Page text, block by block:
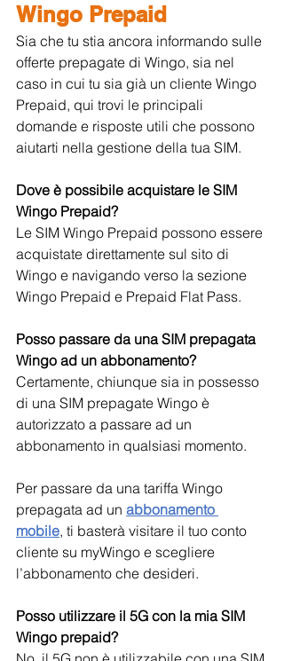
Wingo Prepaid
Sia che tu stia ancora informando sulle
offerte prepagate di Wingo, sia nel
caso in cui tu sia già un cliente Wingo
Prepaid, qui trovi le principali
domande e risposte utili che possono
aiutarti nella gestione della tua SIM.
Dove è possibile acquistare le SIM
Wingo Prepaid?
Le SIM Wingo Prepaid possono essere
acquistate direttamente sul sito di
Wingo e navigando verso la sezione
Wingo Prepaid e Prepaid Flat Pass.
Posso passare da una SIM prepagata
Wingo ad un abbonamento?
Certamente, chiunque sia in possesso
di una SIM prepagate Wingo è
autorizzato a passare ad un
abbonamento in qualsiasi momento.
Per passare da una tariffa Wingo
prepagata ad un abbonamento
mobile, ti basterà visitare il tuo conto
cliente su myWingo e scegliere
l’abbonamento che desideri.
Posso utilizzare il 5G con la mia SIM
Wingo prepaid?